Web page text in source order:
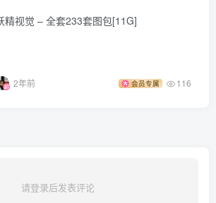
精视觉 – 全套233套图包[11G]
2年前 会员专属 116
请登录后发表评论